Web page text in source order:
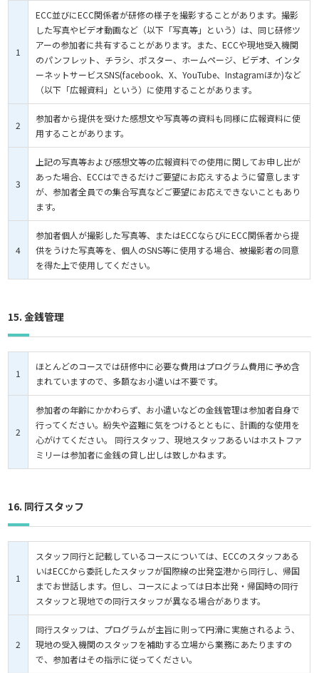
1
ECC並びにECC関係者が研修の様子を撮影することがあります。撮影
した写真やビデオ動画など（以下「写真等」という）は、同じ研修ツ
アーの参加者に共有することがあります。また、ECCや現地受入機関
のパンフレット、チラシ、ポスター、ホームページ、ビデオ、インタ
ーネットサービスSNS(facebook、X、YouTube、Instagramほか)など
（以下「広報資料」という）に使用することがあります。
2
参加者から提供を受けた感想文や写真等の資料も同様に広報資料に使
用することがあります。
3
上記の写真等および感想文等の広報資料での使用に関してお申し出が
あった場合、ECCはできるだけご要望にお応えするように留意します
が、参加者全員での集合写真などご要望にお応えできないこともあり
ます。
4
参加者個人が撮影した写真等、またはECCならびにECC関係者から提
供をうけた写真等を、個人のSNS等に使用する場合、被撮影者の同意
を得た上で使用してください。
15. 金銭管理
1
ほとんどのコースでは研修中に必要な費用はプログラム費用に予め含
まれていますので、多額なお小遣いは不要です。
2
参加者の年齢にかかわらず、お小遣いなどの金銭管理は参加者自身で
行ってください。紛失や盗難に気をつけるとともに、計画的な使用を
心がけてください。 同行スタッフ、現地スタッフあるいはホストファ
ミリーは参加者に金銭の貸し出しは致しかねます。
16. 同行スタッフ
1
スタッフ同行と記載しているコースについては、ECCのスタッフある
いはECCから委託したスタッフが国際線の出発空港から同行し、帰国
までお世話します。但し、コースによっては日本出発・帰国時の同行
スタッフと現地での同行スタッフが異なる場合があります。
2
同行スタッフは、プログラムが主旨に則って円滑に実施されるよう、
現地の受入機関のスタッフを補助する立場から業務にあたりますの
で、参加者はその指示に従ってください。